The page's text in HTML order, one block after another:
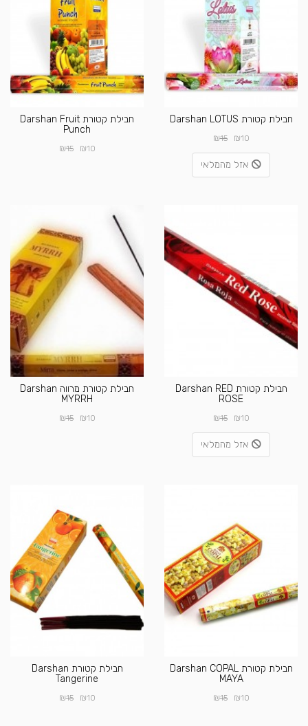
חבילת קטורת Darshan LOTUS
₪10
₪15
אזל מהמלאי
חבילת קטורת Darshan Fruit
Punch
₪10
₪15
חבילת קטורת Darshan RED
ROSE
₪10
₪15
אזל מהמלאי
חבילת קטורת מרווה Darshan
MYRRH
₪10
₪15
חבילת קטורת Darshan COPAL
MAYA
₪10
₪15
חבילת קטורת Darshan
Tangerine
₪10
₪15